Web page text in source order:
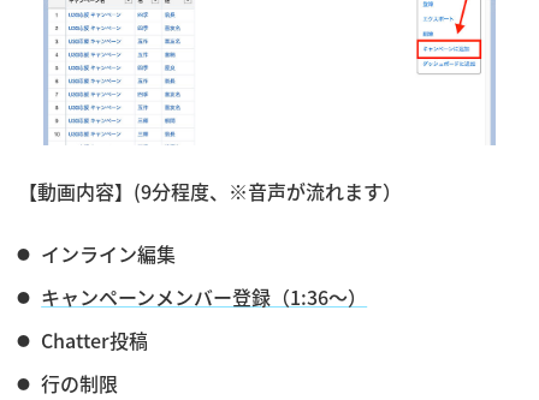
【動画内容】(9分程度、※音声が流れます）
インライン編集
キャンペーンメンバー登録（1:36〜）
Chatter投稿
行の制限